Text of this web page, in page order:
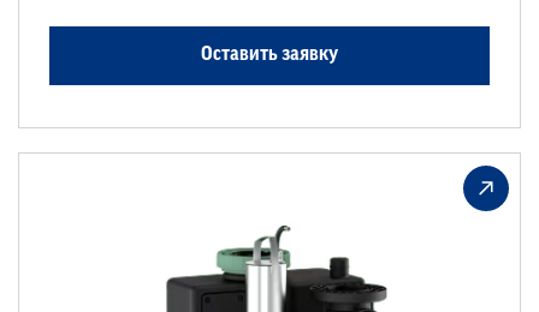
Оставить заявку